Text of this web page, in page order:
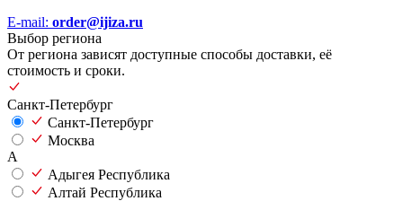
E-mail: order@ijiza.ru
Выбор региона
От региона зависят доступные способы доставки, её
стоимость и сроки.
Санкт-Петербург
Санкт-Петербург
Москва
А
Адыгея Республика
Алтай Республика